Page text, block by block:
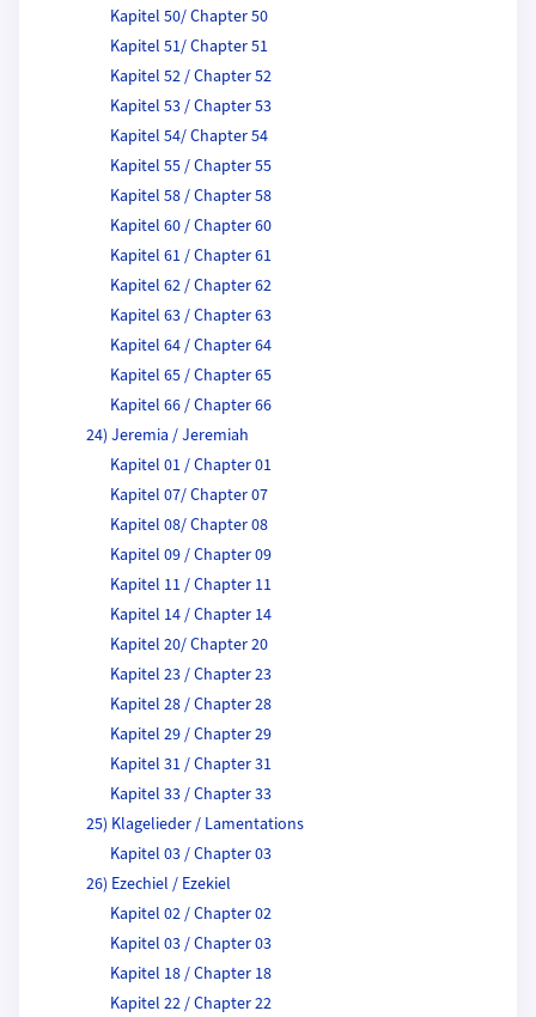
Kapitel 50/ Chapter 50
Kapitel 51/ Chapter 51
Kapitel 52 / Chapter 52
Kapitel 53 / Chapter 53
Kapitel 54/ Chapter 54
Kapitel 55 / Chapter 55
Kapitel 58 / Chapter 58
Kapitel 60 / Chapter 60
Kapitel 61 / Chapter 61
Kapitel 62 / Chapter 62
Kapitel 63 / Chapter 63
Kapitel 64 / Chapter 64
Kapitel 65 / Chapter 65
Kapitel 66 / Chapter 66
24) Jeremia / Jeremiah
Kapitel 01 / Chapter 01
Kapitel 07/ Chapter 07
Kapitel 08/ Chapter 08
Kapitel 09 / Chapter 09
Kapitel 11 / Chapter 11
Kapitel 14 / Chapter 14
Kapitel 20/ Chapter 20
Kapitel 23 / Chapter 23
Kapitel 28 / Chapter 28
Kapitel 29 / Chapter 29
Kapitel 31 / Chapter 31
Kapitel 33 / Chapter 33
25) Klagelieder / Lamentations
Kapitel 03 / Chapter 03
26) Ezechiel / Ezekiel
Kapitel 02 / Chapter 02
Kapitel 03 / Chapter 03
Kapitel 18 / Chapter 18
Kapitel 22 / Chapter 22